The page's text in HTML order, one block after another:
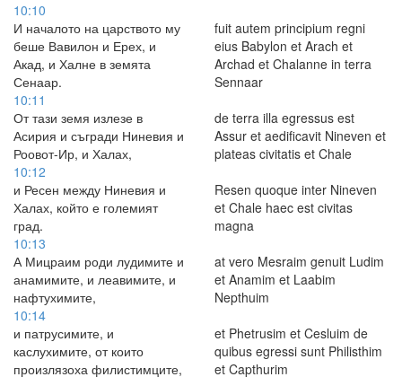
10:10
И началото на царството му
беше Вавилон и Ерех, и
Акад, и Халне в земята
Сенаар.
fuit autem principium regni
eius Babylon et Arach et
Archad et Chalanne in terra
Sennaar
10:11
От тази земя излезе в
Асирия и съгради Ниневия и
Роовот-Ир, и Халах,
de terra illa egressus est
Assur et aedificavit Nineven et
plateas civitatis et Chale
10:12
и Ресен между Ниневия и
Халах, който е големият
град.
Resen quoque inter Nineven
et Chale haec est civitas
magna
10:13
А Мицраим роди лудимите и
анамимите, и леавимите, и
нафтухимите,
at vero Mesraim genuit Ludim
et Anamim et Laabim
Nepthuim
10:14
и патрусимите, и
каслухимите, от които
произлязоха филистимците,
et Phetrusim et Cesluim de
quibus egressi sunt Philisthim
et Capthurim